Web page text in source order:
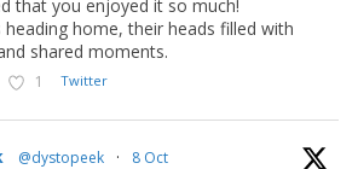
that you enjoyed it so much!
heading home, their heads filled with
shared moments.
1 Twitter
@dystopeek · 8 Oct